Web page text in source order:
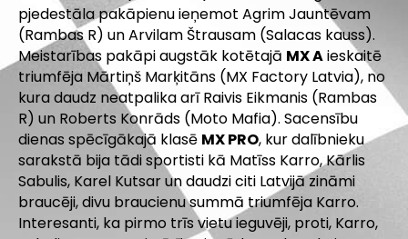
pjedestāla pakāpienu ieņemot Agrim Jauntēvam
(Rambas R) un Arvilam Štrausam (Salacas kauss).
Meistarības pakāpi augstāk kotētajā MX Aieskaitē
triumfēja Mārtiņš Marķitāns (MX Factory Latvia), no
kura daudz neatpalika arī Raivis Eikmanis (Rambas
R) un Roberts Konrāds (Moto Mafia). Sacensību
dienas spēcīgākajā klasē MX PRO, kur dalībnieku
sarakstā bija tādi sportisti kā Matīss Karro, Kārlis
Sabulis, Karel Kutsar un daudzi citi Latvijā zināmi
braucēji, divu braucienu summā triumfēja Karro.
Interesanti, ka pirmo trīs vietu ieguvēji, proti, Karro,